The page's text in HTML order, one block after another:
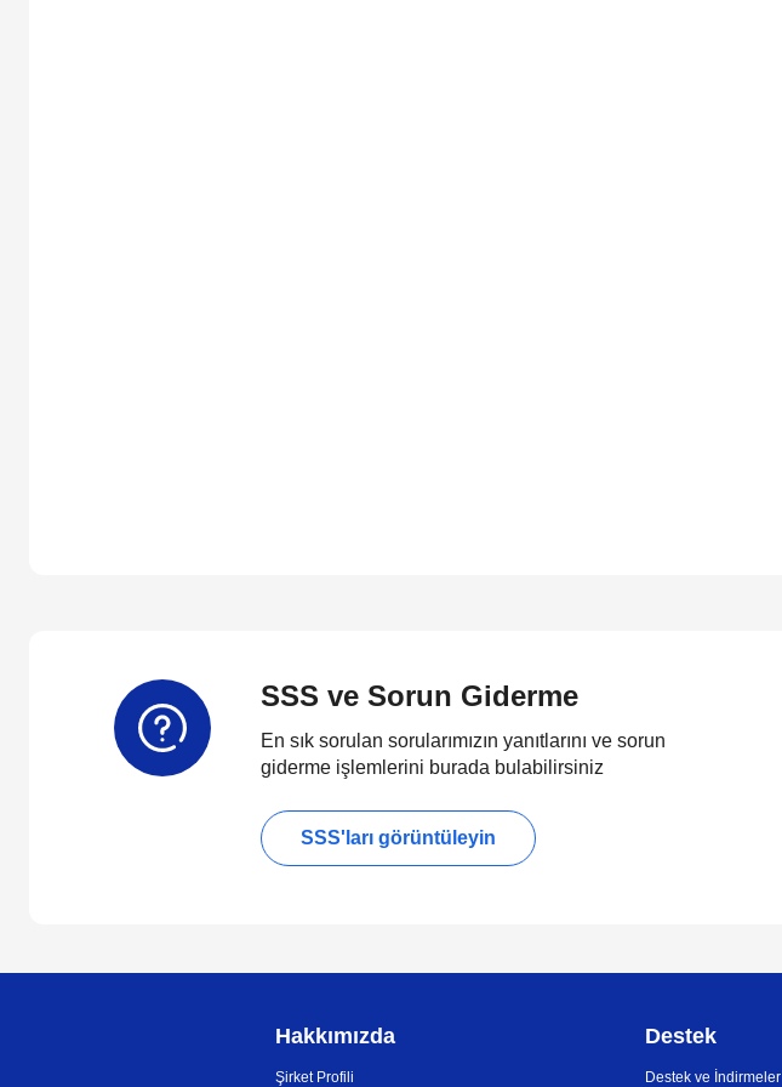
SSS ve Sorun Giderme
En sık sorulan sorularımızın yanıtlarını ve sorun
giderme işlemlerini burada bulabilirsiniz
SSS'ları görüntüleyin
Hakkımızda
Şirket Profili
Destek
Destek ve İndirmeler